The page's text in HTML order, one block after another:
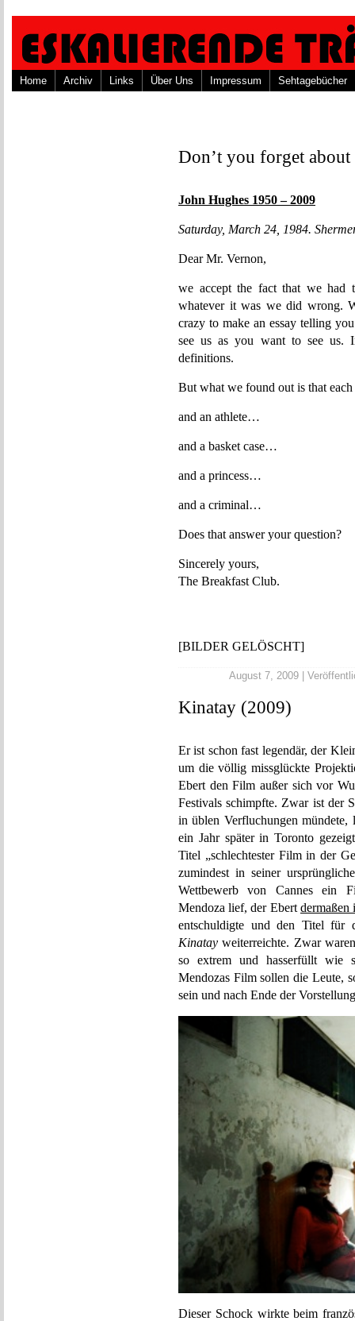
Home Archiv Links Über Uns Impressum Sehtagebücher
Don’t you forget
John Hughes 1950 – 2009
Saturday, March 24, 1984.
Dear Mr. Vernon,
we accept the fact that we had
whatever it was we did wrong.
crazy to make an essay telling
see us as you want to see us.
definitions.
But what we found out is that
and an athlete…
and a basket case…
and a princess…
and a criminal…
Does that answer your question?
Sincerely yours,
The Breakfast Club.
[BILDER GELÖSCHT]
August 7, 2009 |
Kinatay (2009)
Er ist schon fast legendär, der
um die völlig missglückte
Ebert den Film außer sich vor
Festivals schimpfte. Zwar ist der
in üblen Verfluchungen
ein Jahr später in Toronto
Titel „schlechtester Film in der
zumindest in seiner
Wettbewerb von Cannes ein
Mendoza lief, der Ebert dermaßen
entschuldigte und den Titel für
Kinatay weiterreichte. Zwar
so extrem und hasserfüllt wie
Mendozas Film sollen die Leute,
sein und nach Ende der
Dieser Schock wirkte beim